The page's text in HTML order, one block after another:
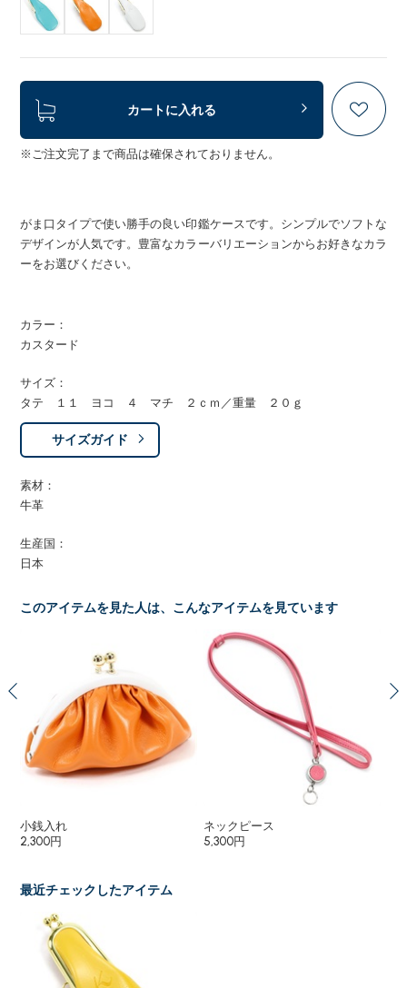
カートに入れる
※ご注文完了まで商品は確保されておりません。
がま口タイプで使い勝手の良い印鑑ケースです。シンプルでソフトな
デザインが人気です。豊富なカラーバリエーションからお好きなカラ
ーをお選びください。
カラー：
カスタード
サイズ：
タテ １１ ヨコ ４ マチ ２ｃｍ／重量 ２０ｇ
サイズガイド
素材：
牛革
生産国：
日本
このアイテムを見た人は、こんなアイテムを見ています
小銭入れ
2,300円
ネックピース
5,300円
最近チェックしたアイテム